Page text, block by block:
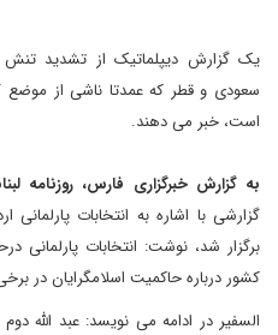
یک گزارش دیپلماتیک از تشدید تنش
سعودی و قطر که عمدتا ناشی از موضع
است، خبر می دهند.
به گزارش خبرگزاری فارس، روزنامه
گزارشی با اشاره به انتخابات
برگزار شد، نوشت: انتخابات پارلمانی
کشور درباره حاکمیت اسلامگرایان در
السفیر در ادامه می نویسد: عبد الله